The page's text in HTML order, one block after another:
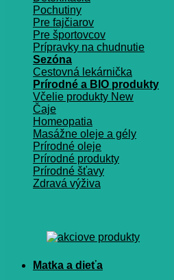
Pochutiny
Pre fajčiarov
Pre športovcov
Prípravky na chudnutie
Sezóna
Cestovná lekárnička
Prírodné a BIO produkty
Včelie produkty
Čaje
Homeopatia
Masážne oleje a gély
Prírodné oleje
Prírodné produkty
Prírodné šťavy
Zdravá výživa
Matka a dieťa